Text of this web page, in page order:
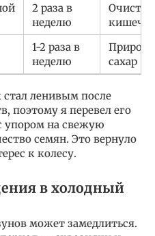
2 раза в
неделю
Очистка
1-2 раза в
неделю
сахар
ленивым после
поэтому я перевел его
упором на свежую
семян. Это вернуло
к колесу.
в холодный
может замедлиться.